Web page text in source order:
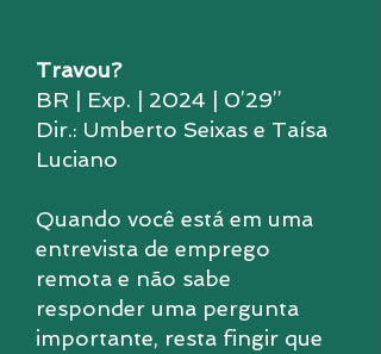
Travou?
BR | Exp. | 2024 | 0’29’’
Dir.: Umberto Seixas e Taísa
Luciano
Quando você está em uma
entrevista de emprego
remota e não sabe
responder uma pergunta
importante, resta fingir que